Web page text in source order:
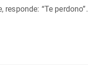
responde: “Te perdono”.